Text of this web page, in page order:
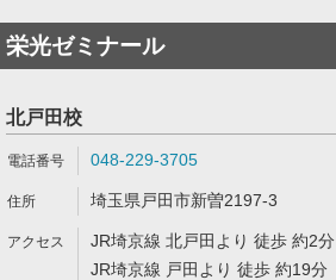
栄光ゼミナール
北戸田校
048-229-3705
埼玉県戸田市新曽2197-3
JR埼京線 北戸田より 徒歩 約2分
JR埼京線 戸田より 徒歩 約19分